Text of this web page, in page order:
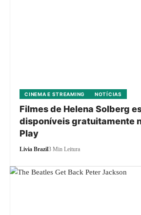
CINEMA E STREAMING NOTÍCIAS
Filmes de Helena Solberg
disponíveis gratuitamente
Play
Livia Brazil3 Min Leitura